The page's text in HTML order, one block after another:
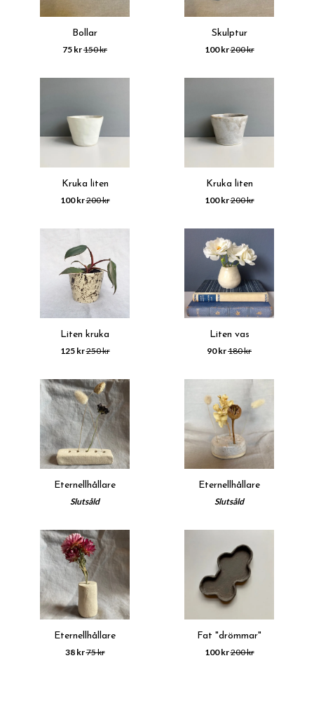
Bollar
75 kr150 kr
Skulptur
100 kr200 kr
Kruka liten
100 kr200 kr
Kruka liten
100 kr200 kr
Liten kruka
125 kr250 kr
Liten vas
90 kr180 kr
Eternellhållare
Slutsåld
Eternellhållare
Slutsåld
Eternellhållare
38 kr75 kr
Fat "drömmar"
100 kr200 kr